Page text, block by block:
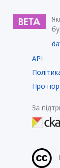
API
Про
За